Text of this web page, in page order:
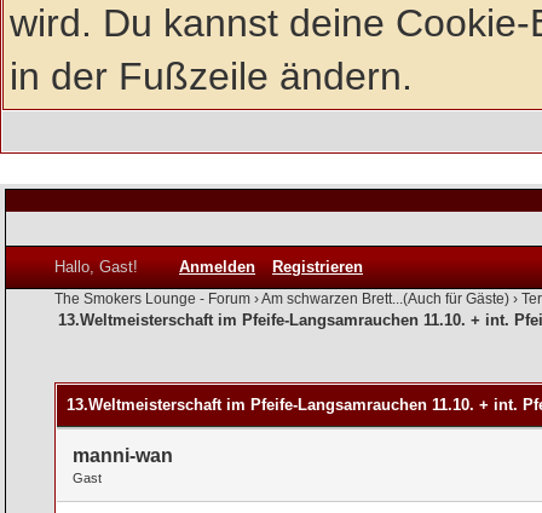
wird. Du kannst deine
in der Fußzeile ändern.
Hallo, Gast! Anmelden Registrieren
The Smokers Lounge - Forum ›Am schwarzen Brett...(Auch für Gäste) ›
13.Weltmeisterschaft im Pfeife-Langsamrauchen 11.10. + int.
13.Weltmeisterschaft im Pfeife-Langsamrauchen 11.10. + int.
manni-wan
Gast